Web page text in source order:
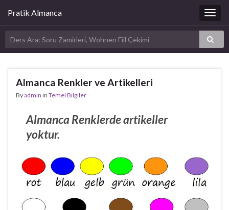
Pratik Almanca
Almanca Renkler ve Artikelleri
Byadmin in Temel Bilgiler
Almanca Renklerde artikeller
yoktur.